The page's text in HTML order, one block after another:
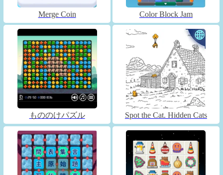
Merge Coin Color Block Jam
もののけパズル Spot the Cat. Hidden Cats